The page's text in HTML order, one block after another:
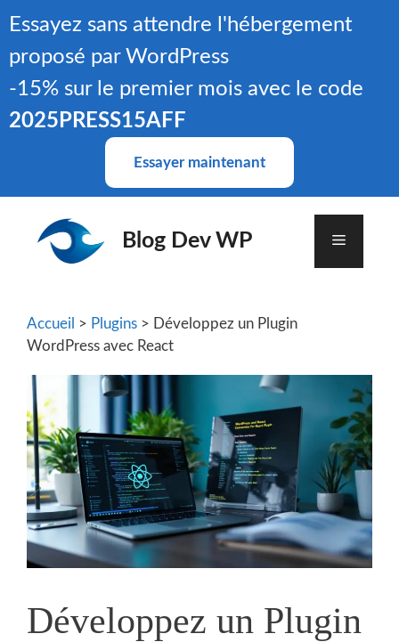
au
contenu
Essayez sans attendre l'hébergement
proposé par WordPress
-15% sur le premier mois avec le code
2025PRESS15AFF
Essayer maintenant
Blog Dev WP Menu
Accueil > Plugins > Développez un Plugin
WordPress avec React
Développez un Plugin